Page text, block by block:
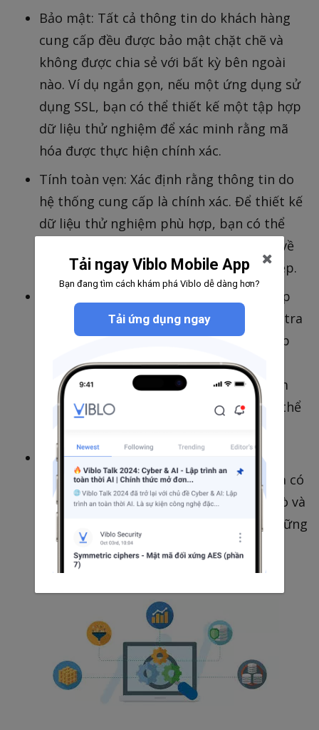
Bảo mật: Tất cả thông tin do khách hàng
cung cấp đều được bảo mật chặt chẽ và
không được chia sẻ với bất kỳ bên ngoài
nào. Ví dụ ngắn gọn, nếu một ứng dụng sử
dụng SSL, bạn có thể thiết kế một tập hợp
dữ liệu thử nghiệm để xác minh rằng mã
hóa được thực hiện chính xác.
Tính toàn vẹn: Xác định rằng thông tin do
hệ thống cung cấp là chính xác. Để thiết kế
dữ liệu thử nghiệm phù hợp, bạn có thể
bắt đầu bằng cách xem xét chuyên sâu về
thiết kế, mã, cơ sở dữ liệu và cấu trúc tệp.
Xác thực: Đại diện cho quá trình thiết lập
danh tính của người dùng. Dữ liệu kiểm tra
có thể được thiết kế như một sự kết hợp
khác nhau giữa tên người dùng và mật
khẩu và mục đích của nó là kiểm tra xem
chỉ những người được ủy quyền mới có thể
Ủy quyền: Cho biết các quyền của một
người dùng cụ thể là gì. Dữ liệu kiểm tra có
thể chứa một tổ hợp người dùng, vai trò và
hoạt động khác nhau để kiểm tra chỉ những
người dùng có đủ đặc quyền mới có thể
thực hiện một hoạt động cụ thể.
Tải ngay Viblo Mobile App
Bạn đang tìm cách khám phá Viblo dễ dàng hơn?
Tải ứng dụng ngay